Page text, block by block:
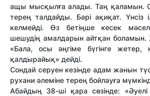
ащы мысқылға алады. Таң қаламын.
терең талдайды. Бәрі ақиқат. Үнсіз
келмейді. Өз бетіңше кесек
шешудің амалдарын айтқан боламын.
«Бала, осы әңгіме бүгінге жетер,
қалдырайық» дейді.
Сондай серуен кезінде адам жанын
рухани әлеміне терең бойлауға
Абайдың 38-ші қара сөзінде: